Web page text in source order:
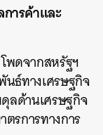
ารค้าและ
พดจากสหรัฐฯ
ธ์ทางเศรษฐกิจ
ลด้านเศรษฐกิจ
รการทางการ